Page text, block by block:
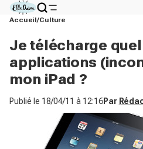
Accueil Culture
Je télécharge
applications
mon iPad ?
Publié le 18/04/11 à 12:16Par